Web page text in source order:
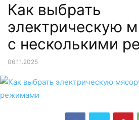
Как выбрать
электрическую
с несколькими
06.11.2025